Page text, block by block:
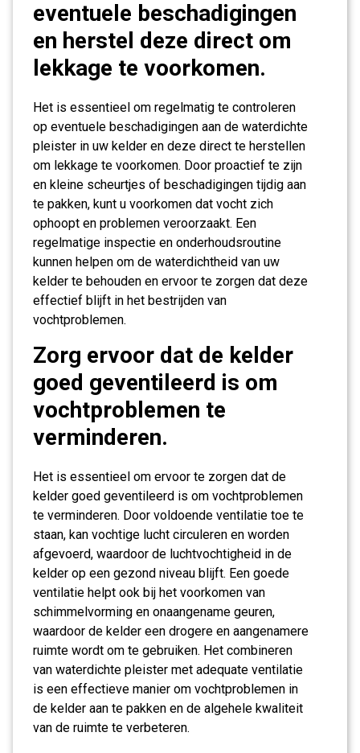
eventuele beschadigingen
en herstel deze direct om
lekkage te voorkomen.
Het is essentieel om regelmatig te controleren
op eventuele beschadigingen aan de waterdichte
pleister in uw kelder en deze direct te herstellen
om lekkage te voorkomen. Door proactief te zijn
en kleine scheurtjes of beschadigingen tijdig aan
te pakken, kunt u voorkomen dat vocht zich
ophoopt en problemen veroorzaakt. Een
regelmatige inspectie en onderhoudsroutine
kunnen helpen om de waterdichtheid van uw
kelder te behouden en ervoor te zorgen dat deze
effectief blijft in het bestrijden van
vochtproblemen.
Zorg ervoor dat de kelder
goed geventileerd is om
vochtproblemen te
verminderen.
Het is essentieel om ervoor te zorgen dat de
kelder goed geventileerd is om vochtproblemen
te verminderen. Door voldoende ventilatie toe te
staan, kan vochtige lucht circuleren en worden
afgevoerd, waardoor de luchtvochtigheid in de
kelder op een gezond niveau blijft. Een goede
ventilatie helpt ook bij het voorkomen van
schimmelvorming en onaangename geuren,
waardoor de kelder een drogere en aangenamere
ruimte wordt om te gebruiken. Het combineren
van waterdichte pleister met adequate ventilatie
is een effectieve manier om vochtproblemen in
de kelder aan te pakken en de algehele kwaliteit
van de ruimte te verbeteren.